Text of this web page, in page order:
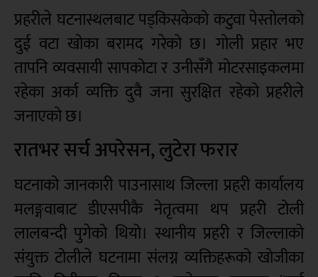
प्रहरीले घटनास्थलबाट पड्किसकेको कटुवा पेस्तोलको
दुई वटा खोका बरामद गरेको छ। गोली प्रहार भए
तापनि व्यवसायी सापकोटा र उनीसँगै मोटरसाइकलमा
रहेका अर्का व्यक्ति दुवै जना सुरक्षित रहेको प्रहरीले
जनाएको छ।
रातभर सर्च अपरेसन, लुटेरा फरार
घटनाको जानकारी पाउनासाथ जिल्ला प्रहरी कार्यालय
मलङ्गवाबाट डीएसपीकै नेतृत्वमा थप प्रहरी टोली
लालबन्दी पुगेको थियो। स्थानीय प्रहरी र जिल्लाको
संयुक्त टोलीले घटनामा संलग्न व्यक्तिहरूको खोजीका